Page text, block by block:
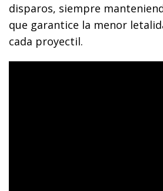
disparos, siempre
que garantice la menor
cada proyectil.